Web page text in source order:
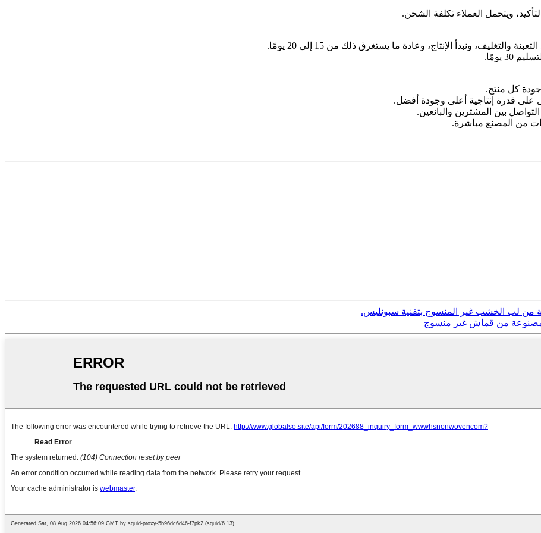
ويتحمل العملاء تكلفة الشحن.
ونبدأ الإنتاج، وعادة ما يستغرق ذلك من 15 إلى 20 يومًا.
يومًا.
على قدرة إنتاجية أعلى وجودة أفضل.
بين المشترين والبائعين.
من المصنع مباشرة.
من لب الخشب غير المنسوج بتقنية سبونليس.
مصنوعة من قماش غير منسوج